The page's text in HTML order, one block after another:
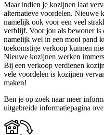
Maar indien je kozijnen laat
alternatieve voordelen. Nieuwe
namelijk ook voor een veel
verblijf. Voor jou als bewoner
namelijk wel in een mooi pand
toekomstige verkoop kunnen
Nieuwe kozijnen werken
Bij een verkoop verdienen
vele voordelen is kozijnen
maken!
Ben je op zoek naar meer
uitgebreide informatiepagina